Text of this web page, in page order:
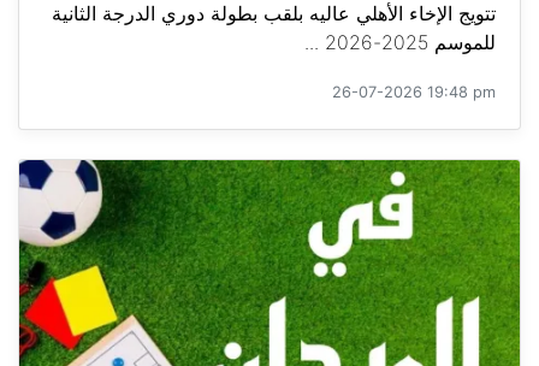
تتويج الإخاء الأهلي عاليه بلقب بطولة دوري الدرجة الثانية
للموسم 2025-2026 ...
26-07-2026 19:48 pm